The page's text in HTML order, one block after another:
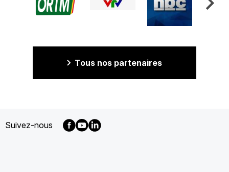
Tous nos partenaires
Suivez-nous